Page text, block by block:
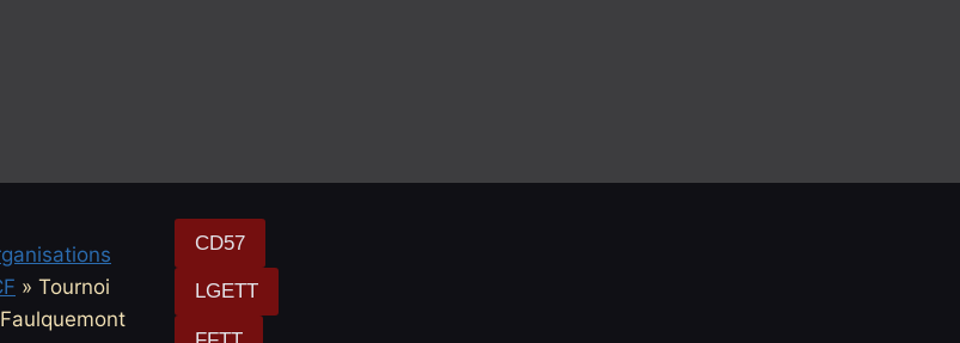
» Tournoi
CD57
LGETT